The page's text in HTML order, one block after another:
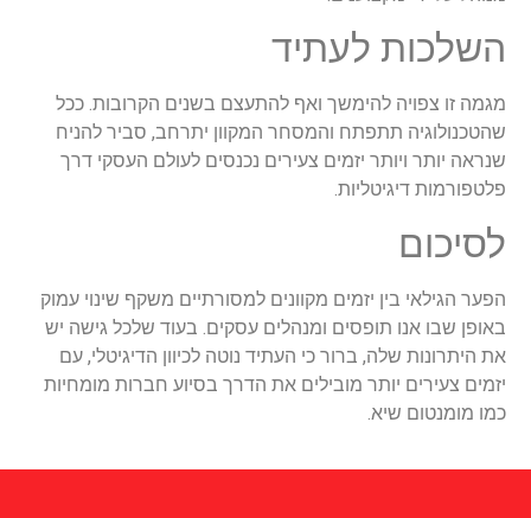
השלכות לעתיד
מגמה זו צפויה להימשך ואף להתעצם בשנים הקרובות. ככל
שהטכנולוגיה תתפתח והמסחר המקוון יתרחב, סביר להניח
שנראה יותר ויותר יזמים צעירים נכנסים לעולם העסקי דרך
פלטפורמות דיגיטליות.
לסיכום
הפער הגילאי בין יזמים מקוונים למסורתיים משקף שינוי עמוק
באופן שבו אנו תופסים ומנהלים עסקים. בעוד שלכל גישה יש
את היתרונות שלה, ברור כי העתיד נוטה לכיוון הדיגיטלי, עם
יזמים צעירים יותר מובילים את הדרך בסיוע חברות מומחיות
כמו מומנטום שיא.